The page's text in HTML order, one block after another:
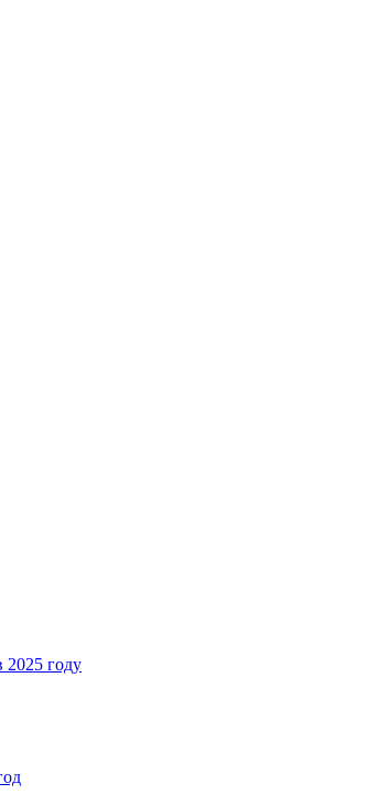
2025 году